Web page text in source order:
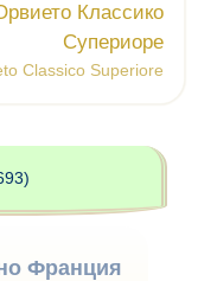
Классико
Супериоре
Classico Superiore
Франция